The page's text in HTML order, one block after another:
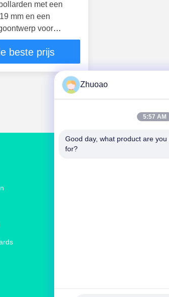
met een
mm en een
voor
beste prijs
Zhuoao
5:57 AM
Good day, what product are you
for?